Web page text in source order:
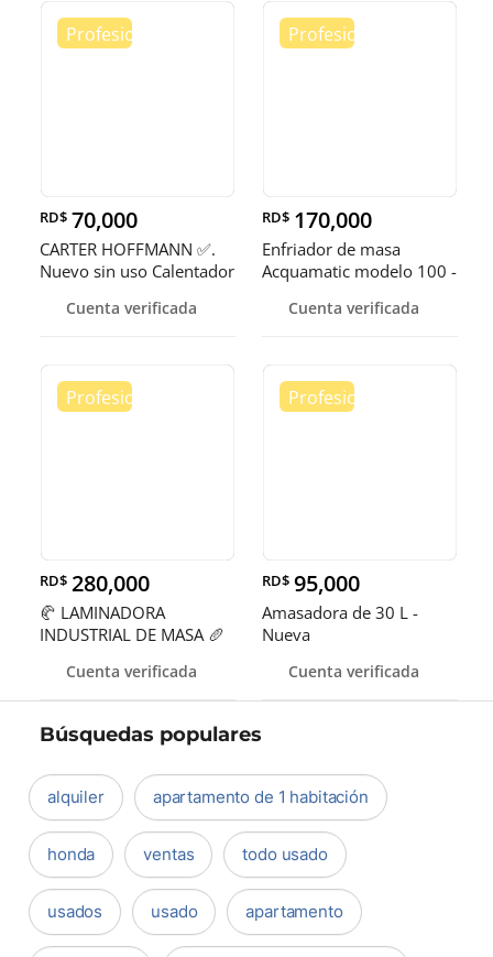
RD$ 70,000
CARTER HOFFMANN ✅.
Nuevo sin uso Calentador
Cuenta verificada
RD$ 170,000
Enfriador de masa
Acquamatic modelo 100 -
Cuenta verificada
RD$ 280,000
🥐 LAMINADORA
INDUSTRIAL DE MASA 🥖
Cuenta verificada
RD$ 95,000
Amasadora de 30 L -
Nueva
Cuenta verificada
Búsquedas populares
alquiler apartamento de 1 habitación
honda ventas todo usado
usados usado apartamento